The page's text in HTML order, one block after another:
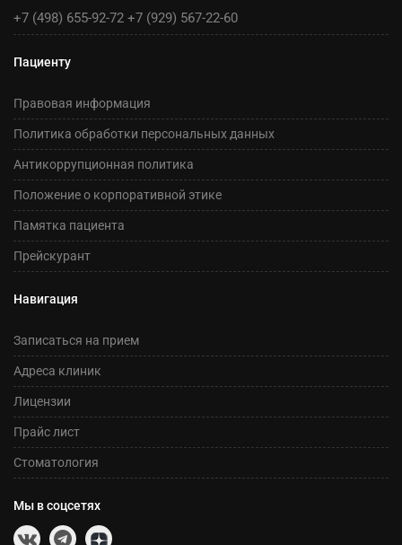
+7 (498) 655-92-72 +7 (929) 567-22-60
Пациенту
Правовая информация
Политика обработки персональных данных
Антикоррупционная политика
Положение о корпоративной этике
Памятка пациента
Прейскурант
Навигация
Записаться на прием
Адреса клиник
Лицензии
Прайс лист
Стоматология
Мы в соцсетях